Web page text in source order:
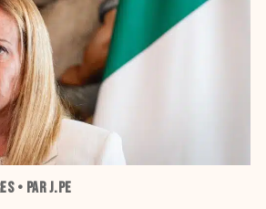
• PAR J.PE